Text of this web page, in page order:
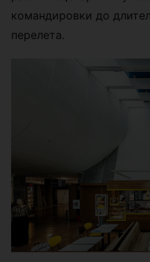
командировки до
перелета.